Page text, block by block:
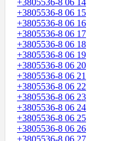
+3805536-8 06 14
+3805536-8 06 15
+3805536-8 06 16
+3805536-8 06 17
+3805536-8 06 18
+3805536-8 06 19
+3805536-8 06 20
+3805536-8 06 21
+3805536-8 06 22
+3805536-8 06 23
+3805536-8 06 24
+3805536-8 06 25
+3805536-8 06 26
+3805536-8 06 27